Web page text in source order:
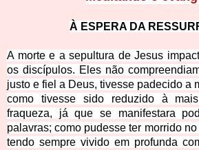
À ESPERA DA
A morte e a sepultura de Jesus
os discípulos. Eles não
justo e fiel a Deus, tivesse padecido a
como tivesse sido reduzido à
fraqueza, já que se manifestara
palavras; como pudesse ter morrido
tendo sempre vivido em profunda co